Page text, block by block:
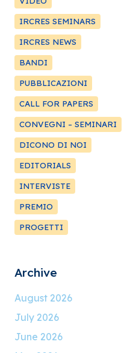
IRCRES SEMINARS
IRCRES NEWS
BANDI
PUBBLICAZIONI
CALL FOR PAPERS
CONVEGNI – SEMINARI
DICONO DI NOI
EDITORIALS
INTERVISTE
PREMIO
PROGETTI
Archive
August 2026
July 2026
June 2026